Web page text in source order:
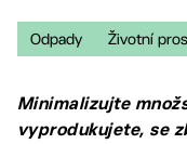
Odpady Životní
Minimalizujte
vyprodukujete, se